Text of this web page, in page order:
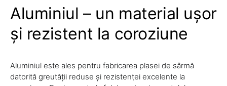
Aluminiul – un material ușor
și rezistent la coroziune
Aluminiul este ales pentru fabricarea plasei de sârmă
datorită greutății reduse și rezistenței excelente la